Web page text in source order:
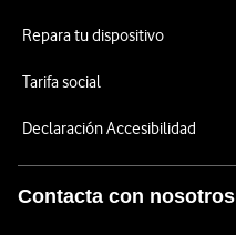
Repara tu dispositivo
Tarifa social
Declaración Accesibilidad
Contacta con nosotros